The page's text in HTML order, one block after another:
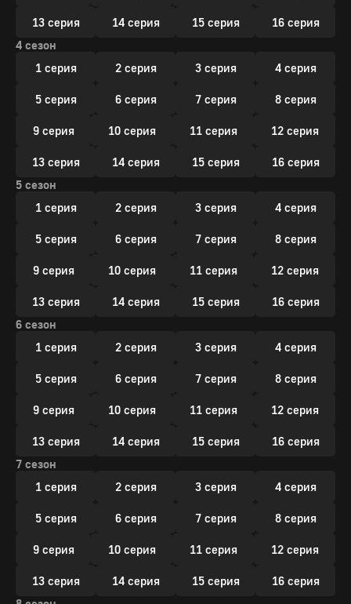
13 серия 14 серия 15 серия
16 серия
4 сезон
1 серия
2 серия 3 серия 4 серия
5 серия 6 серия 7 серия 8 серия
9 серия 10 серия 11 серия 12 серия
13 серия 14 серия 15 серия
16 серия
5 сезон
1 серия
2 серия 3 серия 4 серия
5 серия 6 серия 7 серия 8 серия
9 серия 10 серия 11 серия 12 серия
13 серия 14 серия 15 серия
16 серия
6 сезон
1 серия
2 серия 3 серия 4 серия
5 серия 6 серия 7 серия 8 серия
9 серия 10 серия 11 серия 12 серия
13 серия 14 серия 15 серия
16 серия
7 сезон
1 серия
2 серия 3 серия 4 серия
5 серия 6 серия 7 серия 8 серия
9 серия 10 серия 11 серия 12 серия
13 серия 14 серия 15 серия
16 серия